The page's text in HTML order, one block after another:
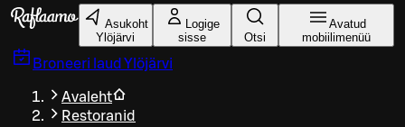
Liigu peamise sisu juurde
Asukoht
Ylöjärvi
Logige
sisse
Otsi
Avatud
mobiilimenüü
Broneeri laud Ylöjärvi
Avaleht
Restoranid